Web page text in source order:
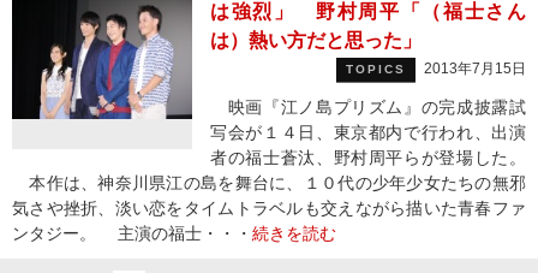
は強烈」 野村周平「（福士さん
は）熱い方だと思った」
TOPICS 2013年7月15日
映画『江ノ島プリズム』の完成披露試
写会が１４日、東京都内で行われ、出演
者の福士蒼汰、野村周平らが登場した。
本作は、神奈川県江の島を舞台に、１０代の少年少女たちの無邪
気さや挫折、淡い恋をタイムトラベルも交えながら描いた青春ファ
ンタジー。 主演の福士・・・ 続きを読む